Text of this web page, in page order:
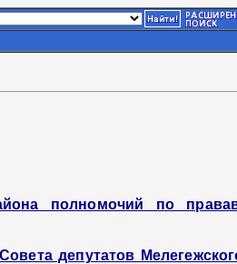
полномочий по
депутатов